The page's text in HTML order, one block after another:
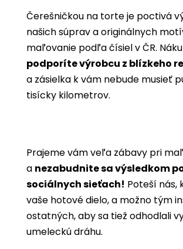
Čerešničkou na torte je poctivá
našich súprav a originálnych
maľovanie podľa čísiel v ČR.
podporíte výrobcu z blízkeho
a zásielka k vám nebude musieť
tisícky kilometrov.
Prajeme vám veľa zábavy pri
a nezabudnite sa výsledkom
sociálnych sieťach! Poteší nás,
vaše hotové dielo, a možno tým
ostatných, aby sa tiež odhodlali
umeleckú dráhu.